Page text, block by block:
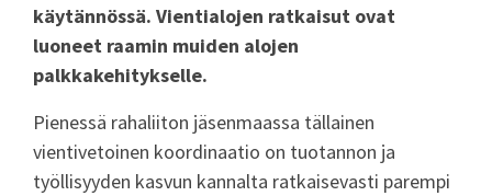
käytännössä. Vientialojen ratkaisut ovat
luoneet raamin muiden alojen
palkkakehitykselle.
Pienessä rahaliiton jäsenmaassa tällainen
vientivetoinen koordinaatio on tuotannon ja
työllisyyden kasvun kannalta ratkaisevasti parempi